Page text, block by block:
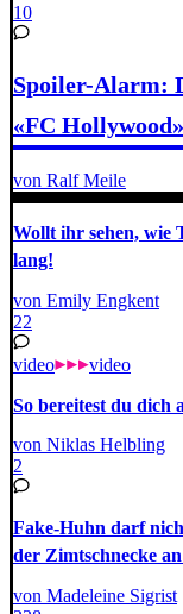
10
Spoiler-Alarm:
«FC
von Ralf Meile
Wollt ihr sehen, wie
lang!
von Emily Engkent
22
video video
So bereitest du dich
von Niklas Helbling
2
Fake-Huhn darf
der Zimtschnecke
von Madeleine Sigrist